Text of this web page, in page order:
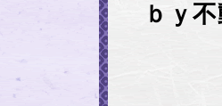
ｂｙ